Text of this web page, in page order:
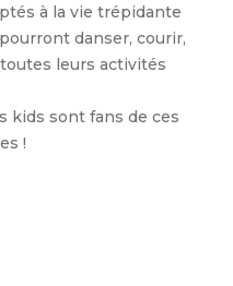
à la vie trépidante
danser, courir,
leurs activités
kids sont fans de ces
!